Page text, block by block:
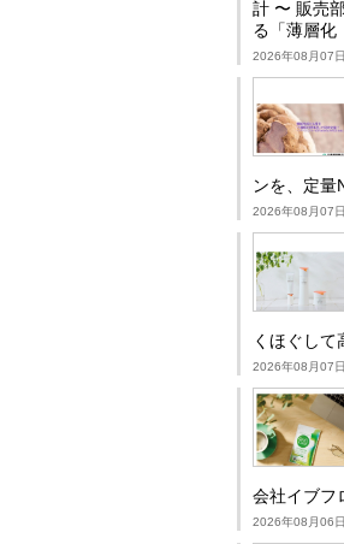
計 〜 販売
る「薄層
2026年08月07
ンを、定
2026年08月07
くほぐし
2026年08月07
会社イブフ
2026年08月06